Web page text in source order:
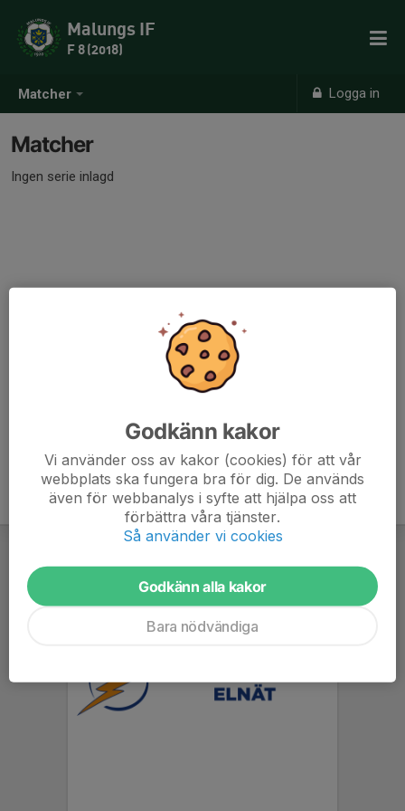
Matcher Logga in
Malungs IF
F 8 (2018)
Matcher
Ingen serie inlagd
Godkänn kakor
Vi använder oss av kakor (cookies) för att vår
webbplats ska fungera bra för dig. De används
även för webbanalys i syfte att hjälpa oss att
förbättra våra tjänster.
Så använder vi cookies
Godkänn alla kakor
Bara nödvändiga